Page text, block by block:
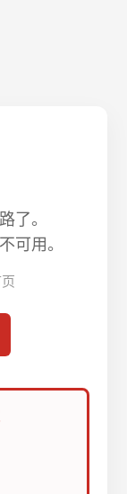
了。
可用。